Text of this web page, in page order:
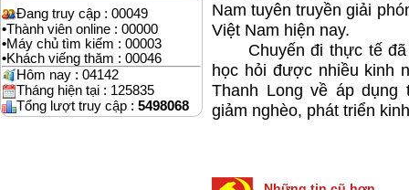
Đang truy cập : 00049
•Thành viên online : 00000
•Máy chủ tìm kiếm : 00003
•Khách viếng thăm : 00046
Hôm nay : 04142
Tháng hiện tại : 125835
Tổng lượt truy cập : 5498068
Nam tuyên truyền giải
Việt Nam hiện nay.
Chuyến đi thực tế đã
học hỏi được nhiều kinh
Thanh Long về áp
giảm nghèo, phát triển